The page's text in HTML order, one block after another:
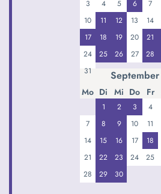
3
4 5 6 7
10
11 12 13 14
17
18 19 20 21
24
25 26 27 28
31
September
Mo Di Mi Do Fr
1 2 3 4
7
8 9 10 11
14
15 16 17 18
21
22 23 24 25
28
29 30